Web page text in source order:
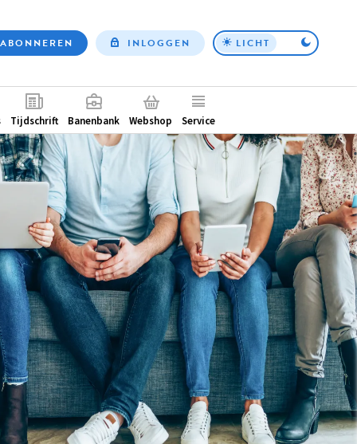
Top
ABONNEREN INLOGGEN LICHT
Tijdschrift Banenbank Webshop Service